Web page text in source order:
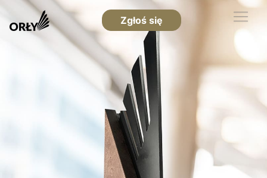
Zgłoś się